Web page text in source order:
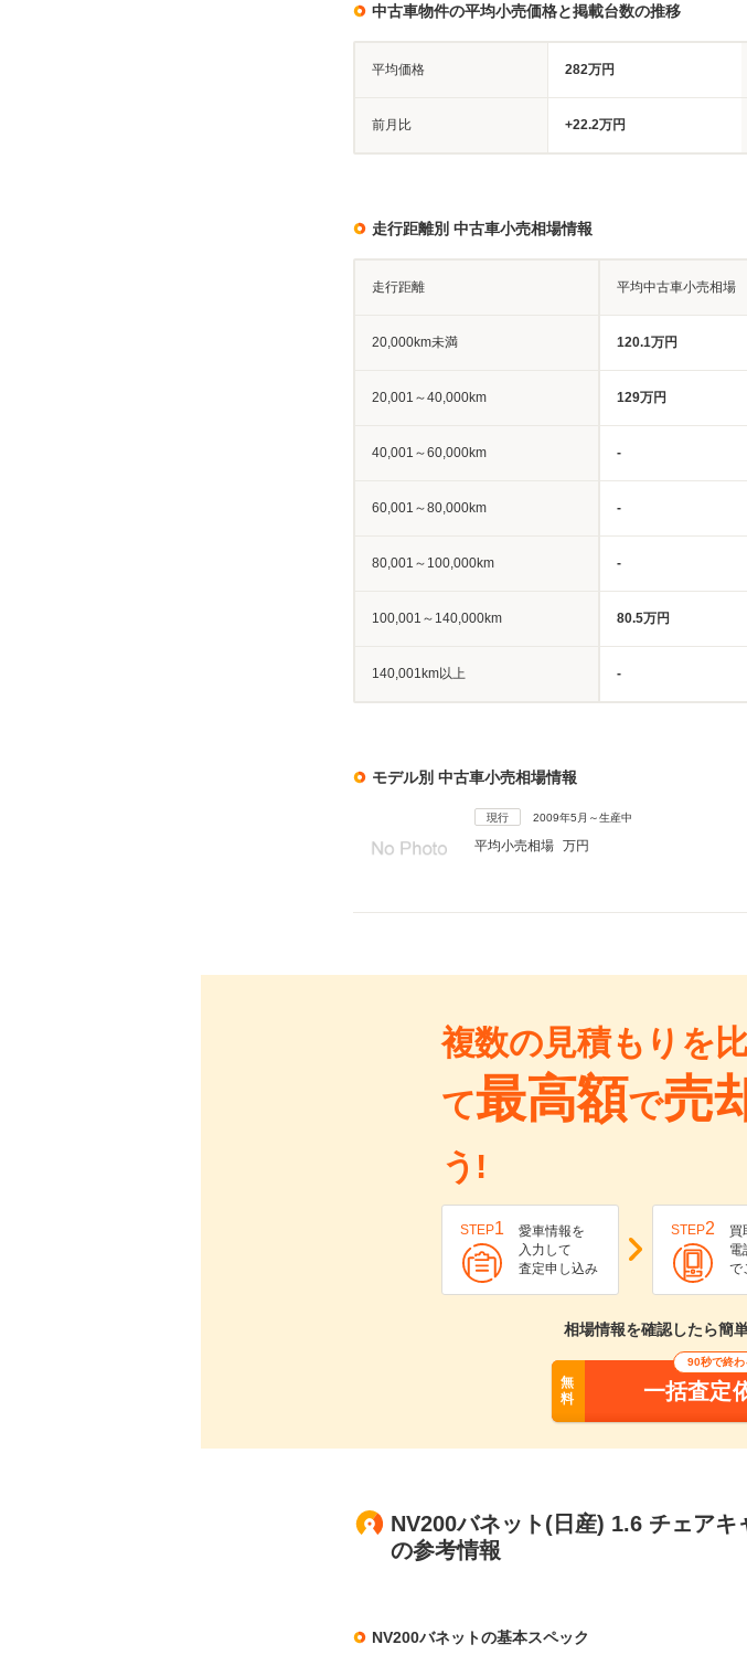
中古車物件の平均小売価格と掲載台数の推移
平均価格 282万円
前月比 +22.2万円
走行距離別 中古車小売相場情報
走行距離 平均中古車小売相場
20,000km未満 120.1万円
20,001～40,000km 129万円
40,001～60,000km -
60,001～80,000km -
80,001～100,000km -
100,001～140,000km 80.5万円
140,001km以上 -
モデル別 中古車小売相場情報
現行 2009年5月～生産中
平均小売相場 万円
複数の見積もりを
て最高額で売
う!
STEP1
愛車情報を
入力して
査定申し込み
STEP2
買
電
で
相場情報を確認したら簡
無
料
90秒で終わ
一括査定
NV200バネット(日産) 1.6 チェア
の参考情報
NV200バネットの基本スペック